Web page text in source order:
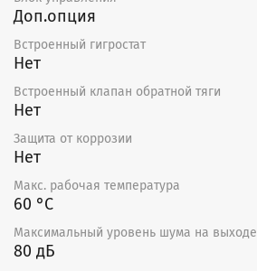
Доп.опция
Встроенный гигростат
Нет
Встроенный клапан обратной тяги
Нет
Защита от коррозии
Нет
Макс. рабочая температура
60 °С
Максимальный уровень шума на выходе
80 дБ